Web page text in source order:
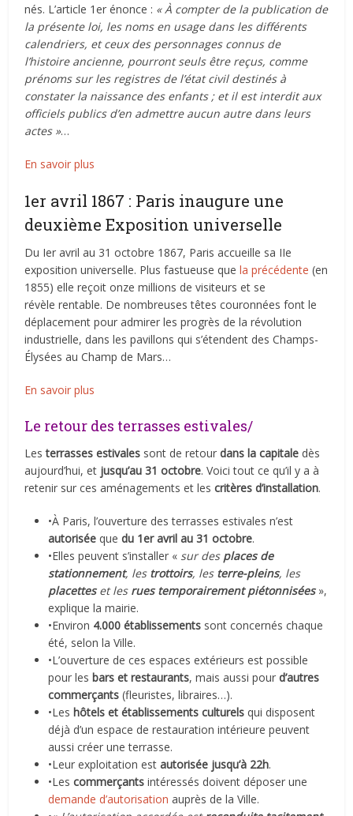
nés. L’article 1er énonce : « À compter de la publication de
la présente loi, les noms en usage dans les différents
calendriers, et ceux des personnages connus de
l’histoire ancienne, pourront seuls être reçus, comme
prénoms sur les registres de l’état civil destinés à
constater la naissance des enfants ; et il est interdit aux
officiels publics d’en admettre aucun autre dans leurs
actes »…
En savoir plus
1er avril 1867 : Paris inaugure une
deuxième Exposition universelle
Du Ier avril au 31 octobre 1867, Paris accueille sa IIe
exposition universelle. Plus fastueuse quela précédente (en
1855) elle reçoit onze millions de visiteurs et se
révèle rentable. De nombreuses têtes couronnées font le
déplacement pour admirer les progrès de la révolution
industrielle, dans les pavillons qui s’étendent des Champs-
Élysées au Champ de Mars…
En savoir plus
Le retour des terrasses estivales/
Lesterrasses estivales sont de retour dans la capitale dès
aujourd’hui, et jusqu’au 31 octobre. Voici tout ce qu’il y a à
retenir sur ces aménagements et lescritères d’installation.
•À Paris, l’ouverture des terrasses estivales n’est
autorisée quedu 1er avril au 31 octobre.
•Elles peuvent s’installer « sur des places de
stationnement, les trottoirs, les terre-pleins, les
placetteset les rues temporairement piétonnisées»,
explique la mairie.
•Environ 4.000 établissements sont concernés chaque
été, selon la Ville.
•L’ouverture de ces espaces extérieurs est possible
pour lesbars et restaurants, mais aussi pourd’autres
commerçants (fleuristes, libraires…).
•Leshôtels et établissements culturels qui disposent
déjà d’un espace de restauration intérieure peuvent
aussi créer une terrasse.
•Leur exploitation estautorisée jusqu’à 22h.
•Lescommerçants intéressés doivent déposer une
demande d’autorisationauprès de la Ville.